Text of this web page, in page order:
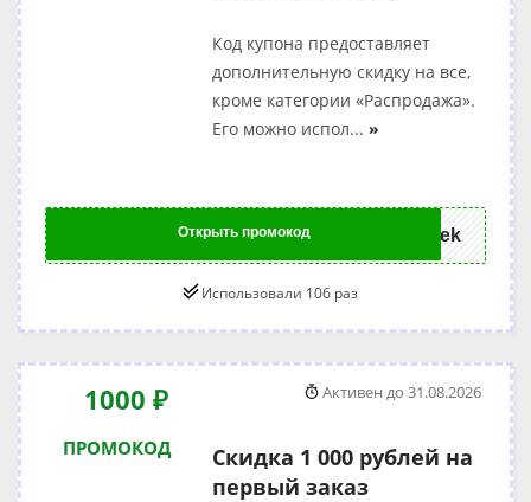
Код купона предоставляет
дополнительную скидку на все,
кроме категории «Распродажа».
Его можно испол... »
Открыть промокод week
Использовали 106 раз
1000 ₽
ПРОМОКОД
Скидка 1 000 рублей на
первый заказ
Активен до 31.08.2026